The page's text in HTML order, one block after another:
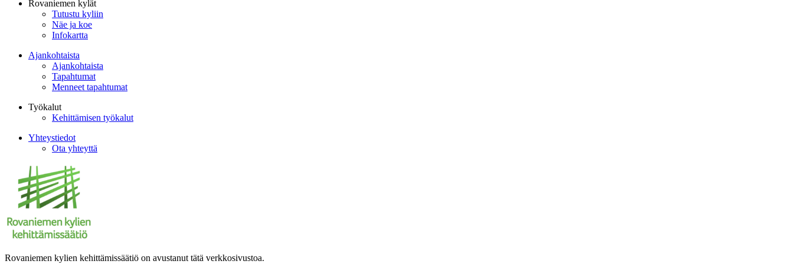
Rovaniemen kylät
Tutustu kyliin
Näe ja koe
Infokartta
Ajankohtaista
Ajankohtaista
Tapahtumat
Menneet tapahtumat
Työkalut
Kehittämisen työkalut
Yhteystiedot
Ota yhteyttä
Rovaniemen kylien kehittämissäätiö on avustanut tätä verkkosivustoa.